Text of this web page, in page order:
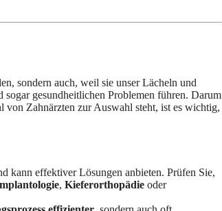
sondern auch, weil sie unser Lächeln und
sogar gesundheitlichen Problemen führen. Darum
Zahnärzten zur Auswahl steht, ist es wichtig,
kann effektiver Lösungen anbieten. Prüfen Sie,
, Kieferorthopädie oder